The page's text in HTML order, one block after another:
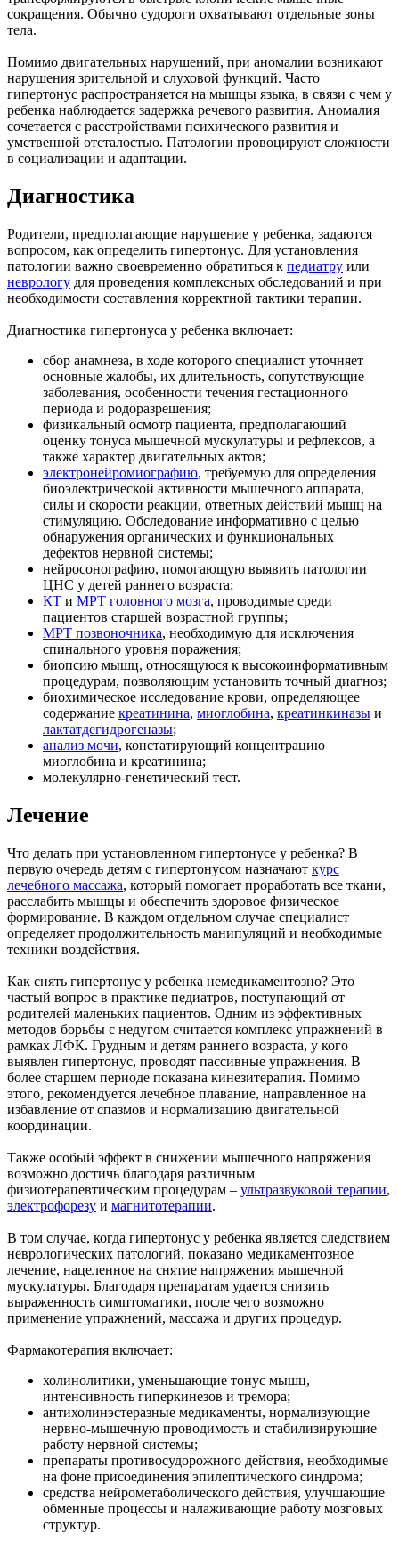
сокращения. Обычно судороги охватывают отдельные зоны
тела.
Помимо двигательных нарушений, при аномалии возникают
нарушения зрительной и слуховой функций. Часто
гипертонус распространяется на мышцы языка, в связи с чем у
ребенка наблюдается задержка речевого развития. Аномалия
сочетается с расстройствами психического развития и
умственной отсталостью. Патологии провоцируют сложности
в социализации и адаптации.
Диагностика
Родители, предполагающие нарушение у ребенка, задаются
вопросом, как определить гипертонус. Для установления
патологии важно своевременно обратиться к педиатру или
неврологу для проведения комплексных обследований и при
необходимости составления корректной тактики терапии.
Диагностика гипертонуса у ребенка включает:
сбор анамнеза, в ходе которого специалист уточняет
основные жалобы, их длительность, сопутствующие
заболевания, особенности течения гестационного
периода и родоразрешения;
физикальный осмотр пациента, предполагающий
оценку тонуса мышечной мускулатуры и рефлексов, а
также характер двигательных актов;
электронейромиографию, требуемую для определения
биоэлектрической активности мышечного аппарата,
силы и скорости реакции, ответных действий мышц на
стимуляцию. Обследование информативно с целью
обнаружения органических и функциональных
дефектов нервной системы;
нейросонографию, помогающую выявить патологии
ЦНС у детей раннего возраста;
КТ и МРТ головного мозга, проводимые среди
пациентов старшей возрастной группы;
МРТ позвоночника, необходимую для исключения
спинального уровня поражения;
биопсию мышц, относящуюся к высокоинформативным
процедурам, позволяющим установить точный диагноз;
биохимическое исследование крови, определяющее
содержание креатинина, миоглобина, креатинкиназы и
лактатдегидрогеназы;
анализ мочи, констатирующий концентрацию
миоглобина и креатинина;
молекулярно-генетический тест.
Лечение
Что делать при установленном гипертонусе у ребенка? В
первую очередь детям с гипертонусом назначают курс
лечебного массажа, который помогает проработать все ткани,
расслабить мышцы и обеспечить здоровое физическое
формирование. В каждом отдельном случае специалист
определяет продолжительность манипуляций и необходимые
техники воздействия.
Как снять гипертонус у ребенка немедикаментозно? Это
частый вопрос в практике педиатров, поступающий от
родителей маленьких пациентов. Одним из эффективных
методов борьбы с недугом считается комплекс упражнений в
рамках ЛФК. Грудным и детям раннего возраста, у кого
выявлен гипертонус, проводят пассивные упражнения. В
более старшем периоде показана кинезитерапия. Помимо
этого, рекомендуется лечебное плавание, направленное на
избавление от спазмов и нормализацию двигательной
координации.
Также особый эффект в снижении мышечного напряжения
возможно достичь благодаря различным
физиотерапевтическим процедурам – ультразвуковой терапии,
электрофорезу и магнитотерапии.
В том случае, когда гипертонус у ребенка является следствием
неврологических патологий, показано медикаментозное
лечение, нацеленное на снятие напряжения мышечной
мускулатуры. Благодаря препаратам удается снизить
выраженность симптоматики, после чего возможно
применение упражнений, массажа и других процедур.
Фармакотерапия включает:
холинолитики, уменьшающие тонус мышц,
интенсивность гиперкинезов и тремора;
антихолинэстеразные медикаменты, нормализующие
нервно-мышечную проводимость и стабилизирующие
работу нервной системы;
препараты противосудорожного действия, необходимые
на фоне присоединения эпилептического синдрома;
средства нейрометаболического действия, улучшающие
обменные процессы и налаживающие работу мозговых
структур.